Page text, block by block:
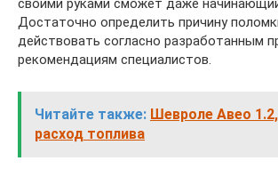
своими руками сможет даже
Достаточно определить причину
действовать согласно разработанным
рекомендациям специалистов.
Читайте также: Шевроле Авео
расход топлива